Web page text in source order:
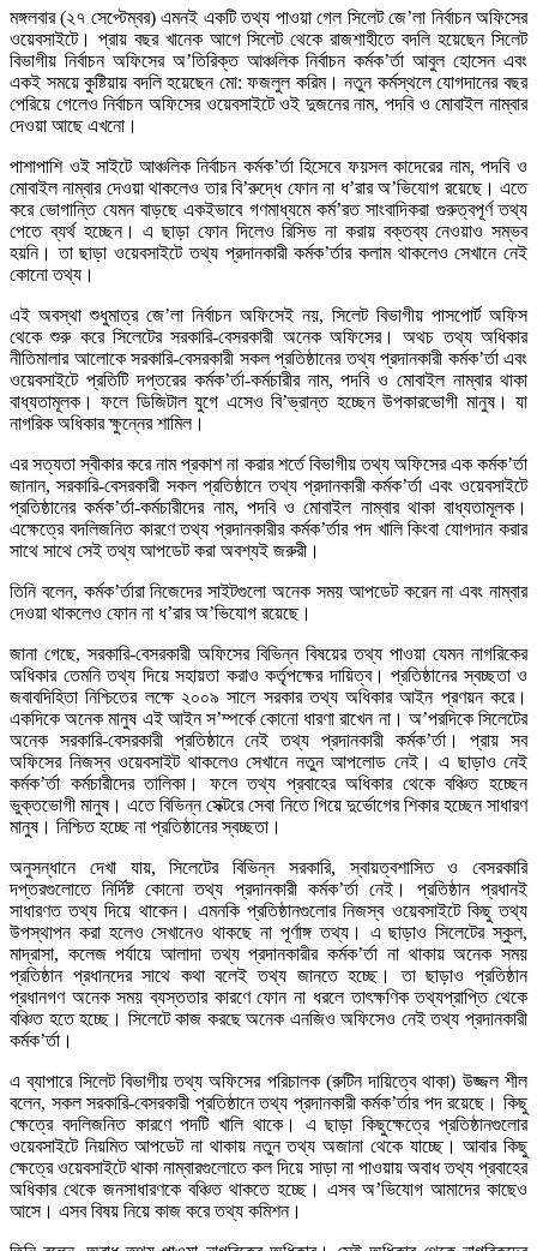
মঙ্গলবার (২৭ সেপ্টেম্বর) এমনই একটি তথ্য পাওয়া গেল সিলেট জে’লা নির্বাচন অফিসের
ওয়েবসাইটে। প্রায় বছর খানেক আগে সিলেট থেকে রাজশাহীতে বদলি হয়েছেন সিলেট
বিভাগীয় নির্বাচন অফিসের অ’তিরিক্ত আঞ্চলিক নির্বাচন কর্মক’র্তা আবুল হোসেন এবং
একই সময়ে কুষ্টিয়ায় বদলি হয়েছেন মো: ফজলুল করিম। নতুন কর্মস্থলে যোগদানের বছর
পেরিয়ে গেলেও নির্বাচন অফিসের ওয়েবসাইটে ওই দুজনের নাম, পদবি ও মোবাইল নাম্বার
দেওয়া আছে এখনো।
পাশাপাশি ওই সাইটে আঞ্চলিক নির্বাচন কর্মক’র্তা হিসেবে ফয়সল কাদেরের নাম, পদবি ও
মোবাইল নাম্বার দেওয়া থাকলেও তার বি’রুদ্ধে ফোন না ধ’রার অ’ভিযোগ রয়েছে। এতে
করে ভোগান্তি যেমন বাড়ছে একইভাবে গণমাধ্যমে কর্ম’রত সাংবাদিকরা গুরুত্বপূর্ণ তথ্য
পেতে ব্যর্থ হচ্ছেন। এ ছাড়া ফোন দিলেও রিসিভ না করায় বক্তব্য নেওয়াও সম্ভব
হয়নি। তা ছাড়া ওয়েবসাইটে তথ্য প্রদানকারী কর্মক’র্তার কলাম থাকলেও সেখানে নেই
কোনো তথ্য।
এই অবস্থা শুধুমাত্র জে’লা নির্বাচন অফিসেই নয়, সিলেট বিভাগীয় পাসপোর্ট অফিস
থেকে শুরু করে সিলেটের সরকারি-বেসরকারী অনেক অফিসের। অথচ তথ্য অধিকার
নীতিমালার আলোকে সরকারি-বেসরকারী সকল প্রতিষ্ঠানের তথ্য প্রদানকারী কর্মক’র্তা এবং
ওয়েবসাইটে প্রতিটি দপ্তরের কর্মক’র্তা-কর্মচারীর নাম, পদবি ও মোবাইল নাম্বার থাকা
বাধ্যতামূলক। ফলে ডিজিটাল যুগে এসেও বি’ভ্রান্ত হচ্ছেন উপকারভোগী মানুষ। যা
নাগরিক অধিকার ক্ষুন্নের শামিল।
এর সত্যতা স্বীকার করে নাম প্রকাশ না করার শর্তে বিভাগীয় তথ্য অফিসের এক কর্মক’র্তা
জানান, সরকারি-বেসরকারী সকল প্রতিষ্ঠানে তথ্য প্রদানকারী কর্মক’র্তা এবং ওয়েবসাইটে
প্রতিষ্ঠানের কর্মক’র্তা-কর্মচারীদের নাম, পদবি ও মোবাইল নাম্বার থাকা বাধ্যতামূলক।
এক্ষেত্রে বদলিজনিত কারণে তথ্য প্রদানকারীর কর্মক’র্তার পদ খালি কিংবা যোগদান করার
সাথে সাথে সেই তথ্য আপডেট করা অবশ্যই জরুরী।
তিনি বলেন, কর্মক’র্তারা নিজেদের সাইটগুলো অনেক সময় আপডেট করেন না এবং নাম্বার
দেওয়া থাকলেও ফোন না ধ’রার অ’ভিযোগ রয়েছে।
জানা গেছে, সরকারি-বেসরকারী অফিসের বিভিন্ন বিষয়ের তথ্য পাওয়া যেমন নাগরিকের
অধিকার তেমনি তথ্য দিয়ে সহায়তা করাও কর্তৃপক্ষের দায়িত্ব। প্রতিষ্ঠানের স্বচ্ছতা ও
জবাবদিহিতা নিশ্চিতের লক্ষে ২০০৯ সালে সরকার তথ্য অধিকার আইন প্রণয়ন করে।
একদিকে অনেক মানুষ এই আইন স’ম্পর্কে কোনো ধারণা রাখেন না। অ’পরদিকে সিলেটের
অনেক সরকারি-বেসরকারী প্রতিষ্ঠানে নেই তথ্য প্রদানকারী কর্মক’র্তা। প্রায় সব
অফিসের নিজস্ব ওয়েবসাইট থাকলেও সেখানে নতুন আপলোড নেই। এ ছাড়াও নেই
কর্মক’র্তা কর্মচারীদের তালিকা। ফলে তথ্য প্রবাহের অধিকার থেকে বঞ্চিত হচ্ছেন
ভুক্তভোগী মানুষ। এতে বিভিন্ন সেক্টরে সেবা নিতে গিয়ে দুর্ভোগের শিকার হচ্ছেন সাধারণ
মানুষ। নিশ্চিত হচ্ছে না প্রতিষ্ঠানের স্বচ্ছতা।
অনুসন্ধানে দেখা যায়, সিলেটের বিভিন্ন সরকারি, স্বায়ত্বশাসিত ও বেসরকারি
দপ্তরগুলোতে নির্দিষ্ট কোনো তথ্য প্রদানকারী কর্মক’র্তা নেই। প্রতিষ্ঠান প্রধানই
সাধারণত তথ্য দিয়ে থাকেন। এমনকি প্রতিষ্ঠানগুলোর নিজস্ব ওয়েবসাইটে কিছু তথ্য
উপস্থাপন করা হলেও সেখানেও থাকছে না পূর্ণাঙ্গ তথ্য। এ ছাড়াও সিলেটের স্কুল,
মাদ্রাসা, কলেজ পর্যায়ে আলাদা তথ্য প্রদানকারীর কর্মক’র্তা না থাকায় অনেক সময়
প্রতিষ্ঠান প্রধানদের সাথে কথা বলেই তথ্য জানতে হচ্ছে। তা ছাড়াও প্রতিষ্ঠান
প্রধানগণ অনেক সময় ব্যস্ততার কারণে ফোন না ধরলে তাৎক্ষণিক তথ্যপ্রাপ্তি থেকে
বঞ্চিত হতে হচ্ছে। সিলেটে কাজ করছে অনেক এনজিও অফিসেও নেই তথ্য প্রদানকারী
কর্মক’র্তা।
এ ব্যাপারে সিলেট বিভাগীয় তথ্য অফিসের পরিচালক (রুটিন দায়িত্বে থাকা) উজ্জল শীল
বলেন, সকল সরকারি-বেসরকারী প্রতিষ্ঠানে তথ্য প্রদানকারী কর্মক’র্তার পদ রয়েছে। কিছু
ক্ষেত্রে বদলিজনিত কারণে পদটি খালি থাকে। এ ছাড়া কিছুক্ষেত্রে প্রতিষ্ঠানগুলোর
ওয়েবসাইটে নিয়মিত আপডেট না থাকায় নতুন তথ্য অজানা থেকে যাচ্ছে। আবার কিছু
ক্ষেত্রে ওয়েবসাইটে থাকা নাম্বারগুলোতে কল দিয়ে সাড়া না পাওয়ায় অবাধ তথ্য প্রবাহের
অধিকার থেকে জনসাধারণকে বঞ্চিত থাকতে হচ্ছে। এসব অ’ভিযোগ আমাদের কাছেও
আসে। এসব বিষয় নিয়ে কাজ করে তথ্য কমিশন।